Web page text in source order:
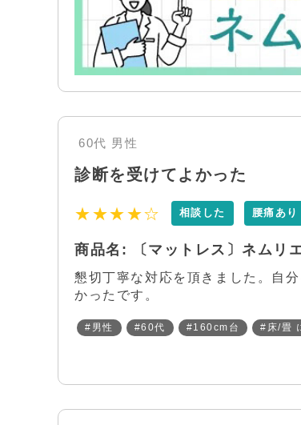
60代 男性
診断を受けてよかった
★★★★☆ 相談した 腰痛あり
商品名: 〔マットレス〕ネムリ
懇切丁寧な対応を頂きました。自
かったです。
#男性 #60代 #160cm台 #床/畳